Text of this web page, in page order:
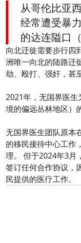
从哥伦比亚
经常遭受暴
的达连隘口
向北迁徙需要步行
洲唯一向北的陆路迁
劫、殴打、强奸，甚
2021年，无国界医
境的偏远丛林地区）
无国界医生团队原本
的移民接待中心工作
理。 但于2024年3月
签订任何合作协议，
民提供的医疗工作。